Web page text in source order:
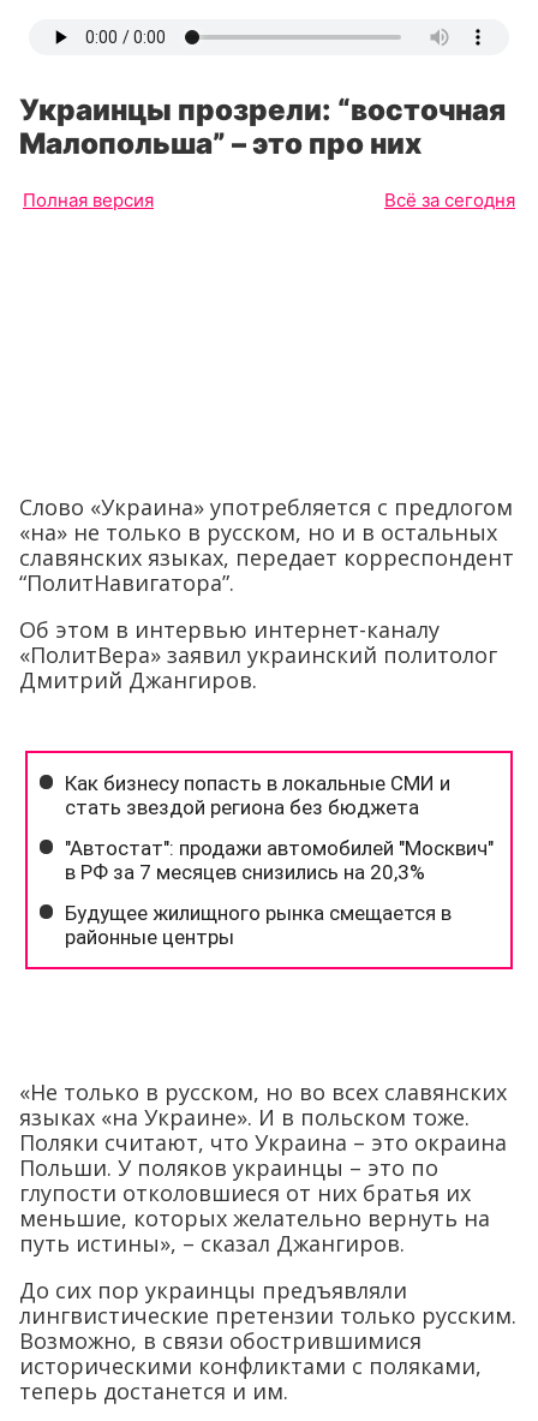
Украинцы прозрели: “восточная
Малопольша” – это про них
Полная версия Всё за сегодня
Слово «Украина» употребляется с предлогом
«на» не только в русском, но и в остальных
славянских языках, передает корреспондент
“ПолитНавигатора”.
Об этом в интервью интернет-каналу
«ПолитВера» заявил украинский политолог
Дмитрий Джангиров.
«Не только в русском, но во всех славянских
языках «на Украине». И в польском тоже.
Поляки считают, что Украина – это окраина
Польши. У поляков украинцы – это по
глупости отколовшиеся от них братья их
меньшие, которых желательно вернуть на
путь истины», – сказал Джангиров.
До сих пор украинцы предъявляли
лингвистические претензии только русским.
Возможно, в связи обострившимися
историческими конфликтами с поляками,
теперь достанется и им.